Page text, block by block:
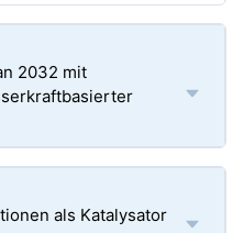
2032 mit
als Katalysator